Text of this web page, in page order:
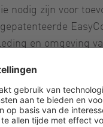
nodig zijn voor
en omgeving
in de